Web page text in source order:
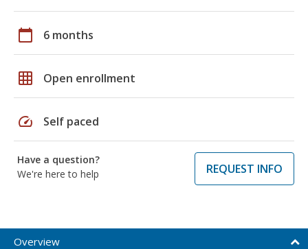
calendar_today 6 months
grid_on Open enrollment
speed Self paced
Have a question?
We're here to help
REQUEST INFO
Overview